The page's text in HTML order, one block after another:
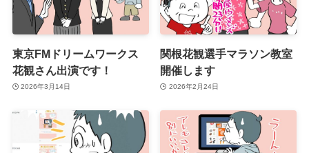
東京FMドリームワークス
花観さん出演です！
2026年3月14日
関根花観選手マラソン教室
開催します
2026年2月24日